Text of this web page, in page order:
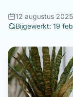
12 augustus 2025
Bijgewerkt: 19